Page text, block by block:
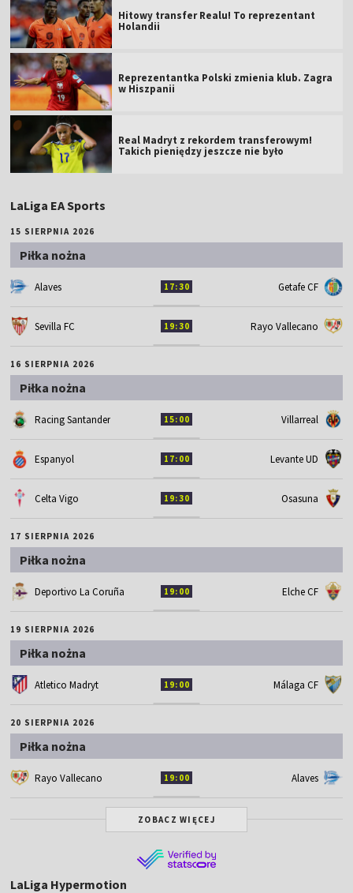
Hitowy transfer Realu! To reprezentant
Holandii
Reprezentantka Polski zmienia klub. Zagra
w Hiszpanii
Real Madryt z rekordem transferowym!
Takich pieniędzy jeszcze nie było
LaLiga EA Sports
15 SIERPNIA 2026
Piłka nożna
Alaves 17:30 Getafe CF
Sevilla FC 19:30 Rayo Vallecano
16 SIERPNIA 2026
Piłka nożna
Racing Santander 15:00 Villarreal
Espanyol 17:00 Levante UD
Celta Vigo 19:30 Osasuna
17 SIERPNIA 2026
Piłka nożna
Deportivo La Coruña 19:00 Elche CF
19 SIERPNIA 2026
Piłka nożna
Atletico Madryt 19:00 Málaga CF
20 SIERPNIA 2026
Piłka nożna
Rayo Vallecano 19:00 Alaves
ZOBACZ WIĘCEJ
LaLiga Hypermotion